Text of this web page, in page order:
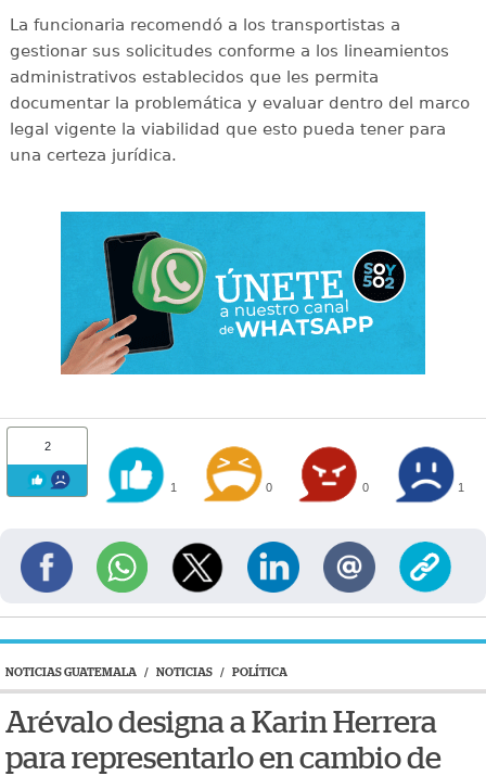
La funcionaria recomendó a los transportistas a
gestionar sus solicitudes conforme a los lineamientos
administrativos establecidos que les permita
documentar la problemática y evaluar dentro del marco
legal vigente la viabilidad que esto pueda tener para
una certeza jurídica.
2
1 0 0 1
NOTICIAS GUATEMALA / NOTICIAS / POLÍTICA
Arévalo designa a Karin Herrera
para representarlo en cambio de